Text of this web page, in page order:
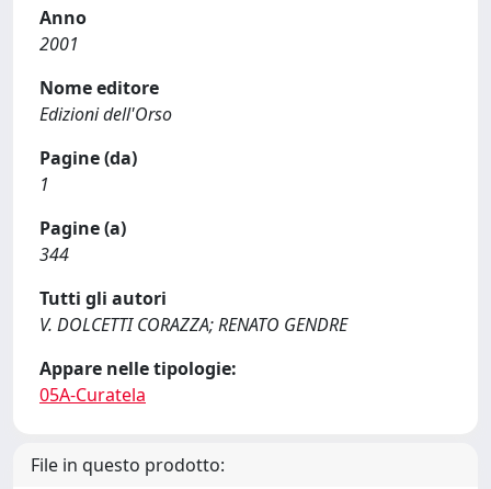
Anno
2001
Nome editore
Edizioni dell'Orso
Pagine (da)
1
Pagine (a)
344
Tutti gli autori
V. DOLCETTI CORAZZA; RENATO GENDRE
Appare nelle tipologie:
05A-Curatela
File in questo prodotto: